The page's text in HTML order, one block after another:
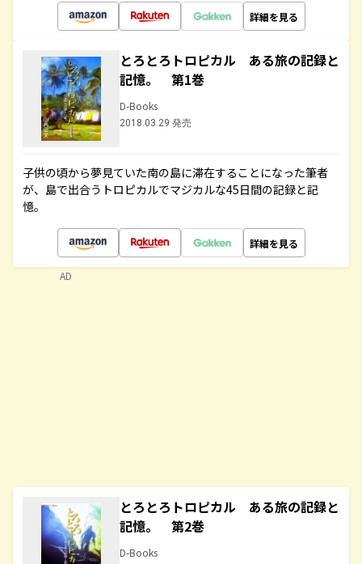
詳細を見る
とろとろトロピカル ある旅の記録と
記憶。 第1巻
D-Books
2018.03.29 発売
子供の頃から夢見ていた南の島に滞在することになった筆者
が、島で出合うトロピカルでマジカルな45日間の記録と記
憶。
詳細を見る
とろとろトロピカル ある旅の記録と
記憶。 第2巻
D-Books
AD